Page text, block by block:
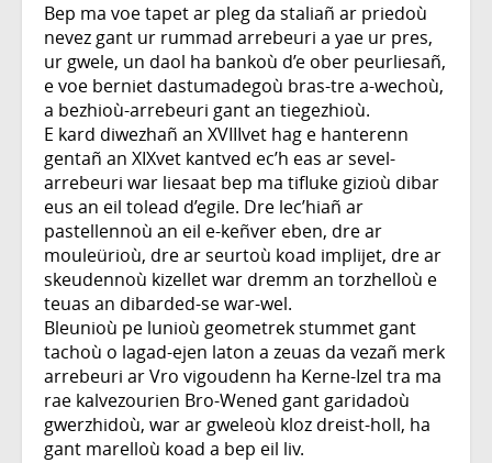
Bep ma voe tapet ar pleg da staliañ ar priedoù
nevez gant ur rummad arrebeuri a yae ur pres,
ur gwele, un daol ha bankoù d’e ober peurliesañ,
e voe berniet dastumadegoù bras-tre a-wechoù,
a bezhioù-arrebeuri gant an tiegezhioù.
E kard diwezhañ an XVIIIvet hag e hanterenn
gentañ an XIXvet kantved ec’h eas ar sevel-
arrebeuri war liesaat bep ma tifluke gizioù dibar
eus an eil tolead d’egile. Dre lec’hiañ ar
pastellennoù an eil e-keñver eben, dre ar
mouleürioù, dre ar seurtoù koad implijet, dre ar
skeudennoù kizellet war dremm an torzhelloù e
teuas an dibarded-se war-wel.
Bleunioù pe lunioù geometrek stummet gant
tachoù o lagad-ejen laton a zeuas da vezañ merk
arrebeuri ar Vro vigoudenn ha Kerne-Izel tra ma
rae kalvezourien Bro-Wened gant garidadoù
gwerzhidoù, war ar gweleoù kloz dreist-holl, ha
gant marelloù koad a bep eil liv.